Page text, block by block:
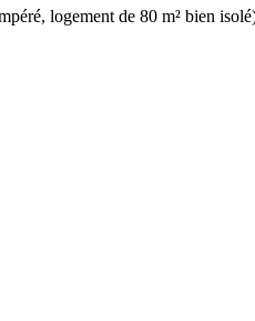
logement de 80 m² bien